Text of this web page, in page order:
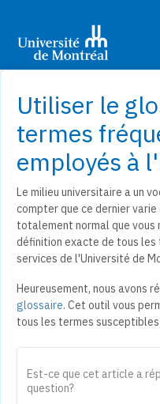
Utiliser le
termes
employés à
Le milieu universitaire a un
compter que ce dernier
totalement normal que vous
définition exacte de tous
services de l'Université de
Heureusement, nous avons
glossaire. Cet outil vous
tous les termes
Est-ce que cet article a
question?